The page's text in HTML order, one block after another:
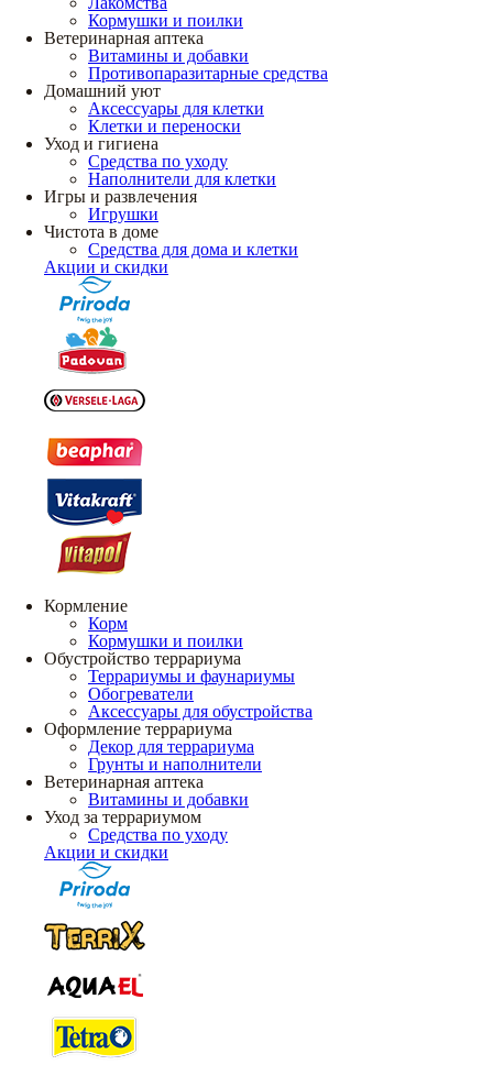
Кормушки и поилки
Ветеринарная аптека
Витамины и добавки
Противопаразитарные средства
Домашний уют
Аксессуары для клетки
Клетки и переноски
Уход и гигиена
Средства по уходу
Наполнители для клетки
Игры и развлечения
Игрушки
Чистота в доме
Средства для дома и клетки
Акции и скидки
Кормление
Корм
Кормушки и поилки
Обустройство террариума
Террариумы и фаунариумы
Обогреватели
Аксессуары для обустройства
Оформление террариума
Декор для террариума
Грунты и наполнители
Ветеринарная аптека
Витамины и добавки
Уход за террариумом
Средства по уходу
Акции и скидки